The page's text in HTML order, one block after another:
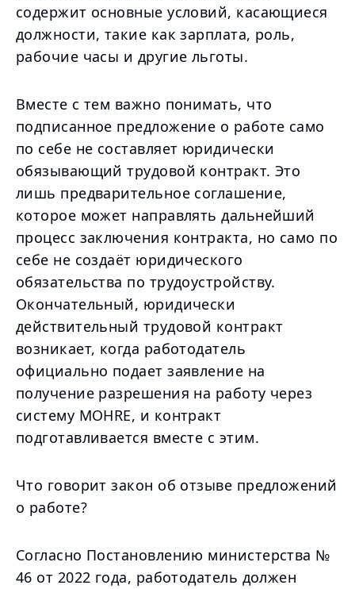
содержит основные условий, касающиеся
должности, такие как зарплата, роль,
рабочие часы и другие льготы.
Вместе с тем важно понимать, что
подписанное предложение о работе само
по себе не составляет юридически
обязывающий трудовой контракт. Это
лишь предварительное соглашение,
которое может направлять дальнейший
процесс заключения контракта, но само по
себе не создаёт юридического
обязательства по трудоустройству.
Окончательный, юридически
действительный трудовой контракт
возникает, когда работодатель
официально подает заявление на
получение разрешения на работу через
систему MOHRE, и контракт
подготавливается вместе с этим.
Что говорит закон об отзыве предложений
о работе?
Согласно Постановлению министерства №
46 от 2022 года, работодатель должен